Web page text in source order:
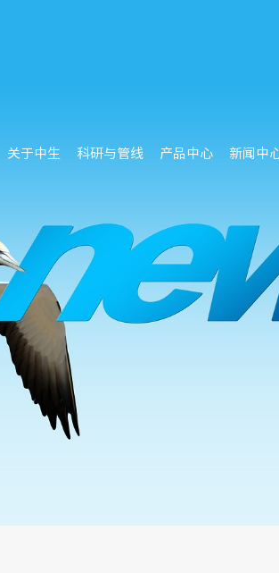
关于中生 科研与管线 产品中心 新闻中